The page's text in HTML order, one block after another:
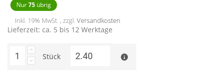
Nur75 übrig
Inkl. 19% MwSt. , zzgl. Versandkosten
Lieferzeit: ca. 5 bis 12 Werktage
Stück